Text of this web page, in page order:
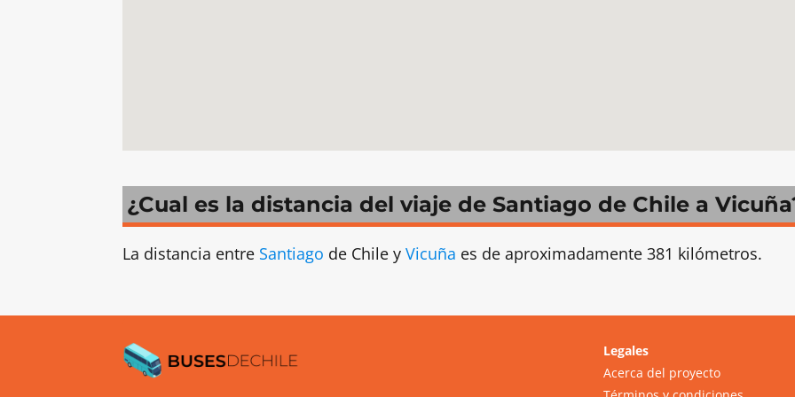
¿Cual es la distancia del viaje de Santiago de Chile a
La distancia entre Santiago de Chile y Vicuña es de aproximadamente 381 kilómetros.
Legales
Acerca del proyecto